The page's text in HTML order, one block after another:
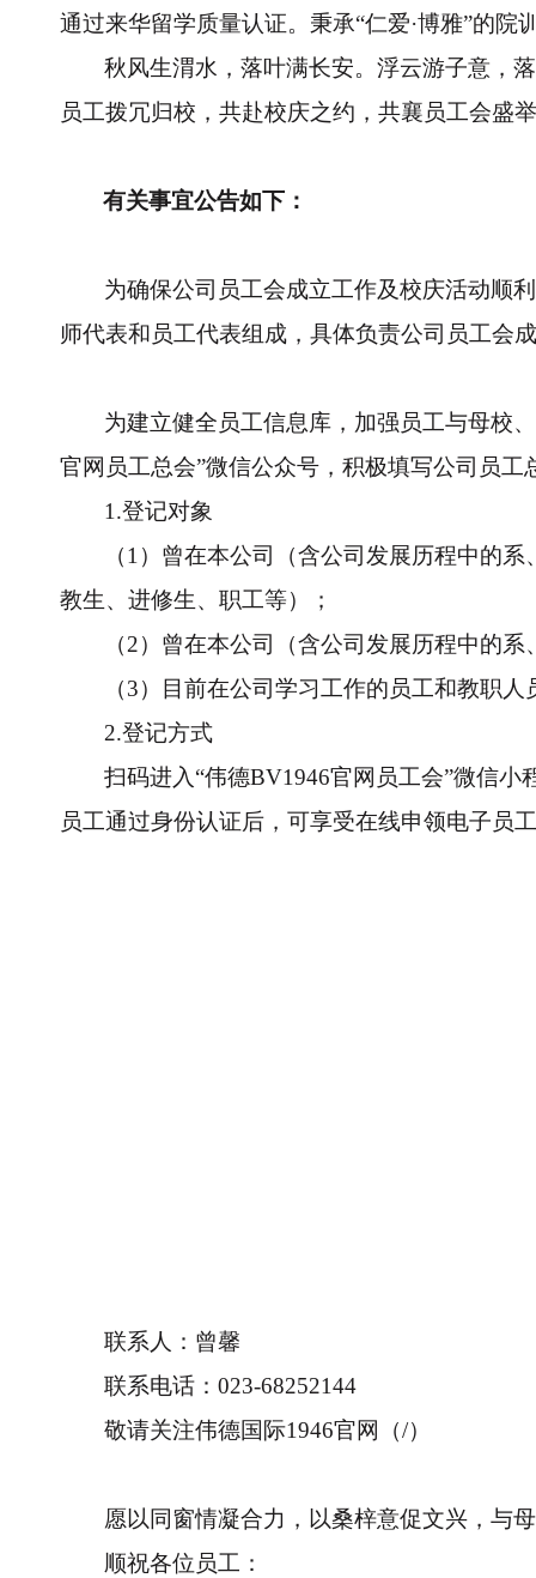
通过来华留学质量认证。秉承“仁爱·博雅”的
秋风生渭水，落叶满长安。浮云游子意，
员工拨冗归校，共赴校庆之约，共襄员工会盛
有关事宜公告如下：
为确保公司员工会成立工作及校庆活动顺
师代表和员工代表组成，具体负责公司员工会
为建立健全员工信息库，加强员工与母校
官网员工总会”微信公众号，积极填写公司员工
1.登记对象
（1 ）曾在本公司（含公司发展历程中的
教生、进修生、职工等）；
（2）曾在本公司（含公司发展历程中的
（3）目前在公司学习工作的员工和教职人
2.登记方式
扫码进入“伟德BV1946官网员工会”微信小
员工通过身份认证后，可享受在线申领电子员
联系人：曾馨
联系电话： 023-68252144
敬请关注伟德国际1946官网（/）
愿以同窗情凝合力，以桑梓意促文兴，与
顺祝各位员工：